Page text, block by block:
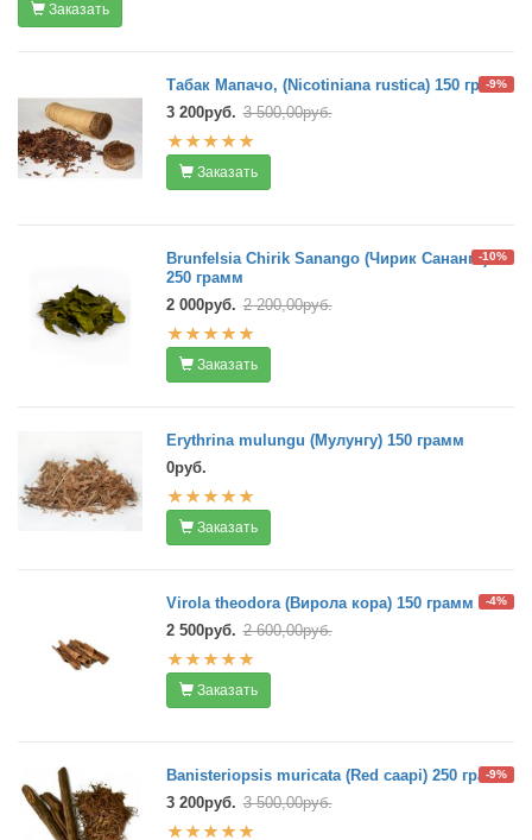
Заказать
-9%
Табак Мапачо, (Nicotiniana rustica) 150 грамм
3 200руб. 3 500,00руб.
Заказать
-10%
Brunfelsia Chirik Sanango (Чирик Сананго)
250 грамм
2 000руб. 2 200,00руб.
Заказать
Erythrina mulungu (Мулунгу) 150 грамм
0руб.
Заказать
-4%
Virola theodora (Вирола кора) 150 грамм
2 500руб. 2 600,00руб.
Заказать
-9%
Banisteriopsis muricata (Red caapi) 250 грамм
3 200руб. 3 500,00руб.